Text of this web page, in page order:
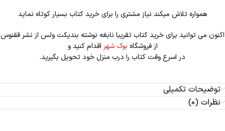
همواره تلاش میکند نیاز مشتری را برای خرید کتاب بسیار کوتاه نماید
اکنون می توانید برای خرید کتاب تقریبا نابغه نوشته بندیکت ولس از نشر ققنوس
از فروشگاه بوک شهر اقدام کنید و
در اسرع وقت کتاب را درب منزل خود تحویل بگیرید.
توضیحات تکمیلی
نظرات (0)